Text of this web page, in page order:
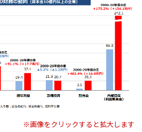
※画像をクリックすると拡大します